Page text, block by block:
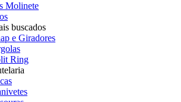
Molinete
buscados
e Giradores
Ring